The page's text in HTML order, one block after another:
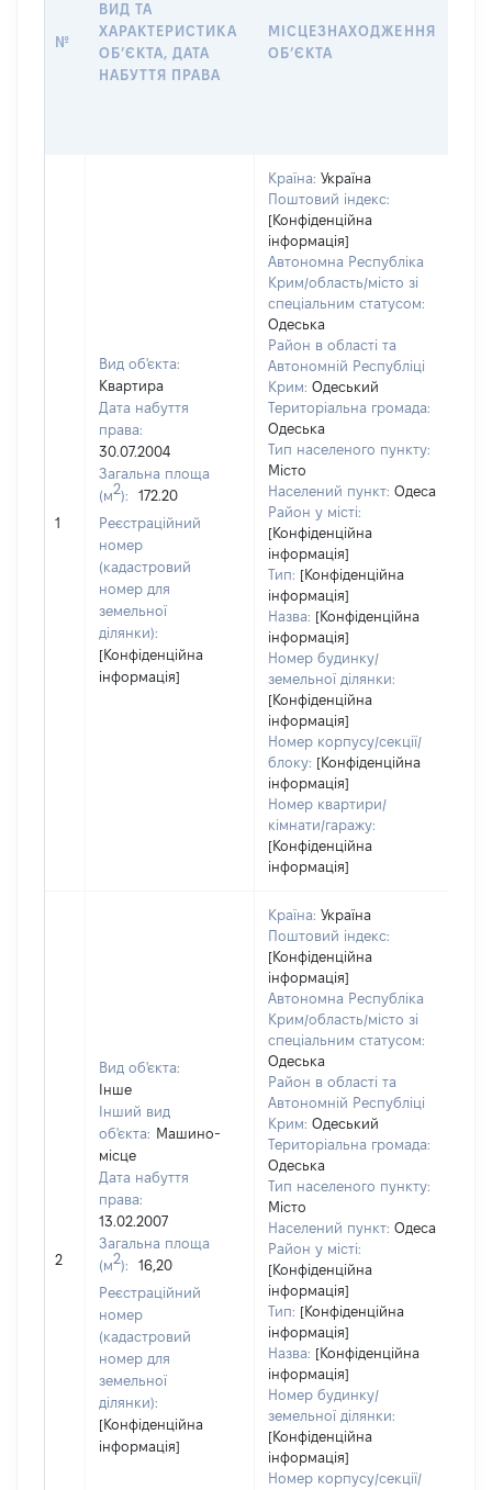
№
ВИД ТА
ХАРАКТЕРИСТИКА
ОБʼЄКТА, ДАТА
НАБУТТЯ ПРАВА
МІСЦЕЗНАХОДЖЕННЯ
ОБʼЄКТА
1
Вид об'єкта:
Квартира
Дата набуття
права:
30.07.2004
Загальна площа
(м2):
172.20
Реєстраційний
номер
(кадастровий
номер для
земельної
ділянки):
[Конфіденційна
інформація]
Країна: Україна
Поштовий індекс:
[Конфіденційна
інформація]
Автономна Республіка
Крим/область/місто зі
спеціальним статусом:
Одеська
Район в області та
Автономній Республіці
Крим: Одеський
Територіальна громада:
Одеська
Тип населеного пункту:
Місто
Населений пункт: Одеса
Район у місті:
[Конфіденційна
інформація]
Тип: [Конфіденційна
інформація]
Назва: [Конфіденційна
інформація]
Номер будинку/
земельної ділянки:
[Конфіденційна
інформація]
Номер корпусу/секції/
блоку: [Конфіденційна
інформація]
Номер квартири/
кімнати/гаражу:
[Конфіденційна
інформація]
2
Вид об'єкта:
Інше
Інший вид
об'єкта: Машино-
місце
Дата набуття
права:
13.02.2007
Загальна площа
(м2):
16,20
Реєстраційний
номер
(кадастровий
номер для
земельної
ділянки):
[Конфіденційна
інформація]
Країна: Україна
Поштовий індекс:
[Конфіденційна
інформація]
Автономна Республіка
Крим/область/місто зі
спеціальним статусом:
Одеська
Район в області та
Автономній Республіці
Крим: Одеський
Територіальна громада:
Одеська
Тип населеного пункту:
Місто
Населений пункт: Одеса
Район у місті:
[Конфіденційна
інформація]
Тип: [Конфіденційна
інформація]
Назва: [Конфіденційна
інформація]
Номер будинку/
земельної ділянки:
[Конфіденційна
інформація]
Номер корпусу/секції/